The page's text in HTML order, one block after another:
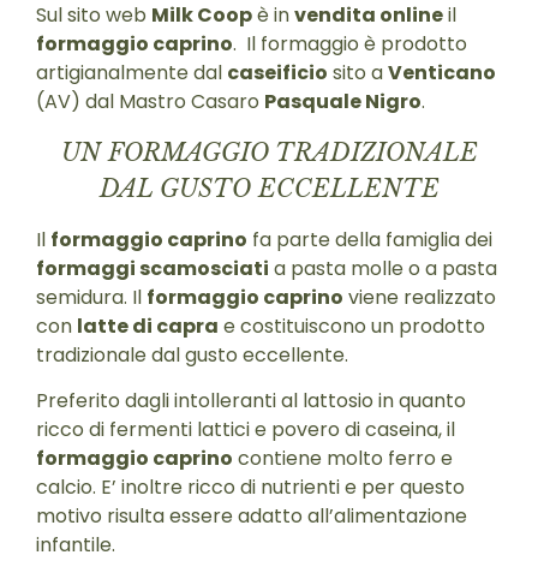
Sul sito web Milk Coopè invendita onlineil
formaggio caprino. Il formaggio è prodotto
artigianalmente dal caseificio sito aVenticano
(AV) dal Mastro Casaro Pasquale Nigro.
UN FORMAGGIO TRADIZIONALE
DAL GUSTO ECCELLENTE
Il formaggio caprino fa parte della famiglia dei
formaggi scamosciati a pasta molle o a pasta
semidura. Il formaggio caprino viene realizzato
con latte di capra e costituiscono un prodotto
tradizionale dal gusto eccellente.
Preferito dagli intolleranti al lattosio in quanto
ricco di fermenti lattici e povero di caseina, il
formaggio caprino contiene molto ferro e
calcio. E’ inoltre ricco di nutrienti e per questo
motivo risulta essere adatto all’alimentazione
infantile.